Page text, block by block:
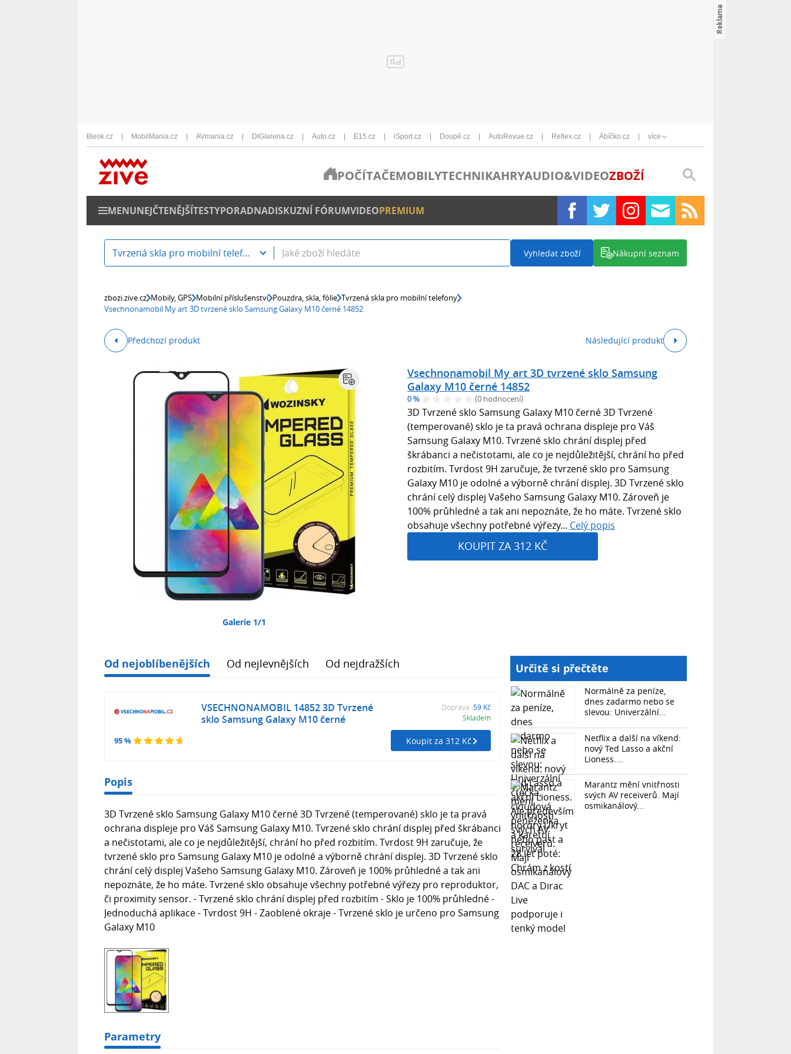
Blesk.cz MobilMania.cz AVmania.cz DIGIarena.cz Auto.cz E15.cz iSport.cz Doupě.cz AutoRevue.cz Reflex.cz Ábíčko.cz více
POČÍTAČEMOBILYTECHNIKAHRYAUDIO&VIDEOZBOŽÍ
MENUNEJČTENĚJŠÍTESTYPORADNADISKUZNÍ FÓRUMVIDEOPREMIUM
Tvrzená skla pro mobilní telefony Vyhledat zboží Nákupní seznam
zbozi.zive.cz Mobily, GPS Mobilní příslušenství Pouzdra, skla, fólie Tvrzená skla pro mobilní telefony
Vsechnonamobil My art 3D tvrzené sklo Samsung Galaxy M10 černé 14852
Předchozí produkt Následující produkt
Galerie 1/1
Vsechnonamobil My art 3D tvrzené sklo Samsung
Galaxy M10 černé 14852
0 % (0 hodnocení)
3D Tvrzené sklo Samsung Galaxy M10 černé 3D Tvrzené
(temperované) sklo je ta pravá ochrana displeje pro Váš
Samsung Galaxy M10. Tvrzené sklo chrání displej před
škrábanci a nečistotami, ale co je nejdůležitější, chrání ho před
rozbitím. Tvrdost 9H zaručuje, že tvrzené sklo pro Samsung
Galaxy M10 je odolné a výborně chrání displej. 3D Tvrzené sklo
chrání celý displej Vašeho Samsung Galaxy M10. Zároveň je
100% průhledné a tak ani nepoznáte, že ho máte. Tvrzené sklo
obsahuje všechny potřebné výřezy... Celý popis
KOUPIT ZA 312 KČ
Od nejoblíbenějších Od nejlevnějších Od nejdražších
95 %
VSECHNONAMOBIL 14852 3D Tvrzené
sklo Samsung Galaxy M10 černé
Doprava: 59 Kč
Skladem
Koupit za 312 Kč
Popis
3D Tvrzené sklo Samsung Galaxy M10 černé 3D Tvrzené (temperované) sklo je ta pravá
ochrana displeje pro Váš Samsung Galaxy M10. Tvrzené sklo chrání displej před škrábanci
a nečistotami, ale co je nejdůležitější, chrání ho před rozbitím. Tvrdost 9H zaručuje, že
tvrzené sklo pro Samsung Galaxy M10 je odolné a výborně chrání displej. 3D Tvrzené sklo
chrání celý displej Vašeho Samsung Galaxy M10. Zároveň je 100% průhledné a tak ani
nepoznáte, že ho máte. Tvrzené sklo obsahuje všechny potřebné výřezy pro reproduktor,
či proximity sensor. - Tvrzené sklo chrání displej před rozbitím - Sklo je 100% průhledné -
Jednoduchá aplikace - Tvrdost 9H - Zaoblené okraje - Tvrzené sklo je určeno pro Samsung
Galaxy M10
Parametry
Určitě si přečtěte
Normálně za peníze,
dnes zadarmo nebo se
slevou: Univerzální...
Netflix a další na víkend:
nový Ted Lasso a akční
Lioness....
Marantz mění vnitřnosti
svých AV receiverů. Mají
osmikanálový...